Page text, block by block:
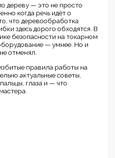
дереву — это не просто
когда речь идёт о
что деревообработка
здесь дорого обходятся. В
безопасности на токарном
— умнее. Но и
отменял.
правила работы на
актуальные советы,
глаза и — что